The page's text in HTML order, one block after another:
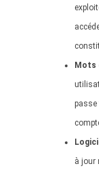
Mots
passe
à jour